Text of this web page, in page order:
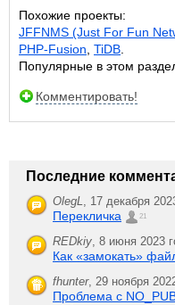
Похожие проекты:
JFFNMS (Just For Fun
PHP-Fusion TiDB
Популярные в этом
Комментировать!
Последние
OlegL, 17 декабря
Перекличка 21
REDkiy, 8 июня 2023
Как «замокать»
fhunter, 29 ноября
Проблема с